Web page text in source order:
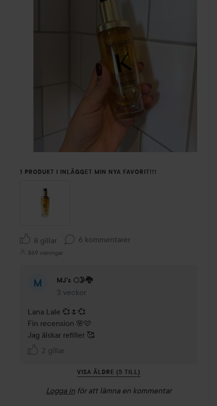
1 PRODUKT I INLÄGGET MIN NYA FAVORIT!!!
8 gillar 6 kommentarer
869 visningar
MJ's 🌕🌛🐉
3 veckor
Kommentaren lades 3 veckor
Lana Lale 💞🌷💞
Fin recension 🌸🩷
Jag älskar refiller 🥰
2 gillar
VISA ÄLDRE (5 TILL)
Logga in för att lämna en kommentar